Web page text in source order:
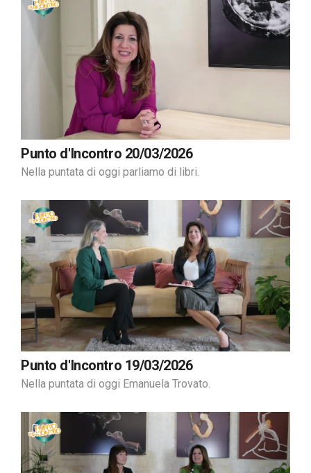
Punto d'Incontro 20/03/2026
Nella puntata di oggi parliamo di libri.
Punto d'Incontro 19/03/2026
Nella puntata di oggi Emanuela Trovato.